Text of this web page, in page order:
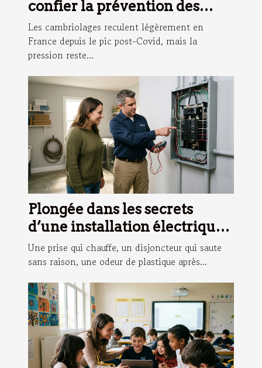
confier la prévention des
cambriolages à l’IA ?
Les cambriolages reculent légèrement en
France depuis le pic post-Covid, mais la
pression reste...
Plongée dans les secrets
d’une installation électrique
sûre et durable
Une prise qui chauffe, un disjoncteur qui saute
sans raison, une odeur de plastique après...